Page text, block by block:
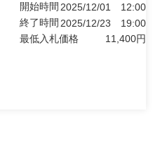
開始時間 2025/12/01
12:00
終了時間 2025/12/23
19:00
最低入札価格
11,400円